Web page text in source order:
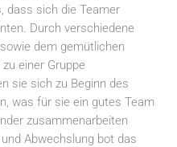
dass sich die Teamer
Durch verschiedene
dem gemütlichen
einer Gruppe
sie sich zu Beginn des
was für sie ein gutes Team
zusammenarbeiten
Abwechslung bot das